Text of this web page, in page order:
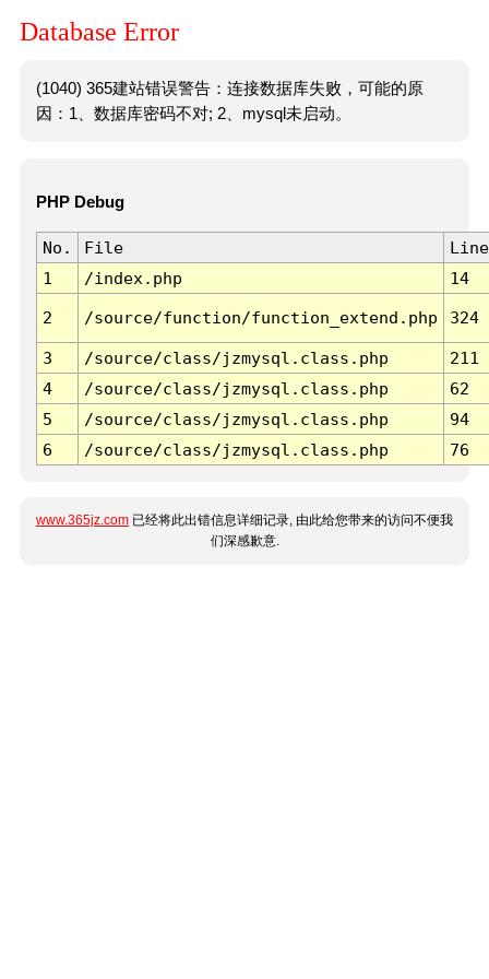
Database Error
(1040) 365建站错误警告：连接数据库失败，可能的原
因：1、数据库密码不对; 2、mysql未启动。
PHP Debug
No. File
Line
1
/index.php 14
2 /source/function/function_extend.php 324
3 /source/class/jzmysql.class.php
211
4
/source/class/jzmysql.class.php
62
5
/source/class/jzmysql.class.php
94
6
/source/class/jzmysql.class.php 76
www.365jz.com 已经将此出错信息详细记录, 由此给您带来的访问不便我
们深感歉意.